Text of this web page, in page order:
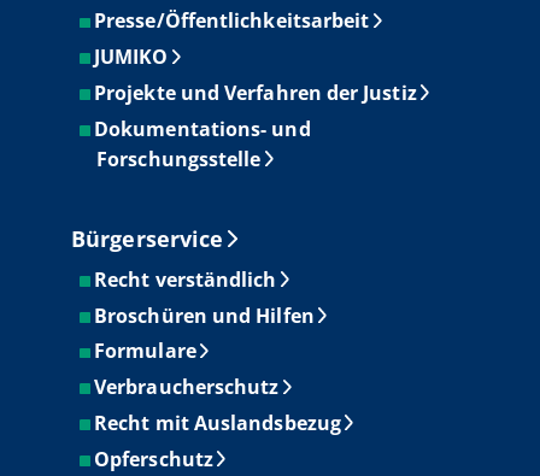
Presse/Öffentlichkeitsarbeit
JUMIKO
Projekte und Verfahren der Justiz
Dokumentations- und
Forschungsstelle
Bürgerservice
Recht verständlich
Broschüren und Hilfen
Formulare
Verbraucherschutz
Recht mit Auslandsbezug
Opferschutz